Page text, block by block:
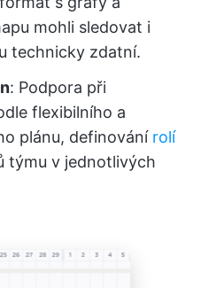
mohli sledovat i
technicky zdatní.
: Podpora při
flexibilního a
plánu, definování rolí
týmu v jednotlivých